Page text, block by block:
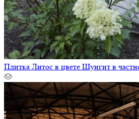
Плитка Литос в цвете Шунгит в